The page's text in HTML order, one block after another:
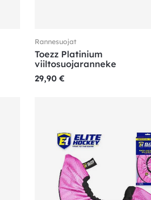
Rannesuojat
Toezz Platinium
viiltosuojaranneke
29,90 €